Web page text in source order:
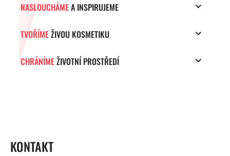
NASLOUCHÁMEA INSPIRUJEME
TVOŘÍMEŽIVOU KOSMETIKU
CHRÁNÍMEŽIVOTNÍ PROSTŘEDÍ
KONTAKT